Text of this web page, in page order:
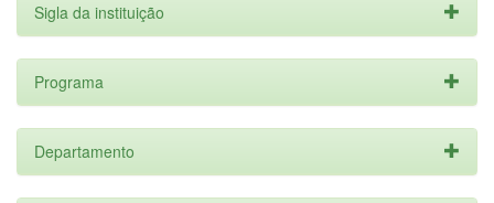
Sigla da instituição
Programa
Departamento